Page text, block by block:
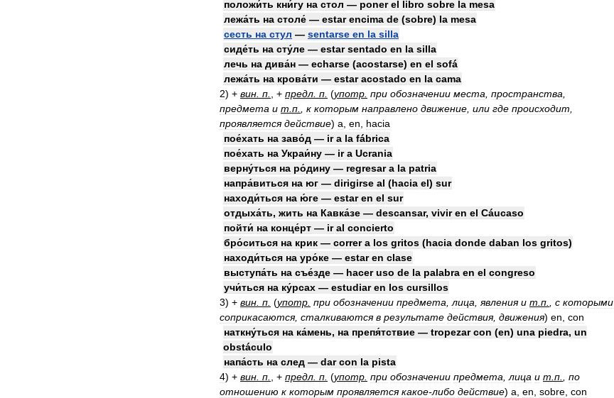
положи́ть кни́гу на стол — poner el libro sobre la mesa
лежа́ть на столе́ — estar encima de (sobre) la mesa
сесть на стул — sentarse en la silla
сиде́ть на сту́ле — estar sentado en la silla
лечь на дива́н — echarse (acostarse) en el sofá
лежа́ть на крова́ти — estar acostado en la cama
2) + вин п , + предл п (употр при обозначении места пространства
предмета и т п к которым направлено движение или где происходит
проявляется действие) a en
hacia
пое́хать на заво́д — ir a la fábrica
пое́хать на Украи́ну — ir a Ucrania
верну́ться на ро́дину — regresar a la patria
напра́виться на юг — dirigirse al (hacia el) sur
находи́ться на ю́ге — estar en el sur
отдыха́ть, жить на Кавка́зе — descansar, vivir en el Cáucaso
пойти́ на конце́рт — ir al concierto
бро́ситься на крик — correr a los gritos (hacia donde daban los gritos)
находи́ться на уро́ке — estar en clase
выступа́ть на съе́зде — hacer uso de la palabra en el congreso
учи́ться на ку́рсах — estudiar en los cursillos
3) + вин п (употр при обозначении предмета лица явления и т п с которыми
соприкасаются, сталкиваются в результате действия, движения) en con
наткну́ться на ка́мень, на препя́тствие — tropezar con (en) una piedra, un
obstáculo
напа́сть на след — dar con la pista
4) + вин п , + предл п (употр при обозначении предмета лица и т п
по
отношению к которым проявляется какое-либо действие) a en sobre con